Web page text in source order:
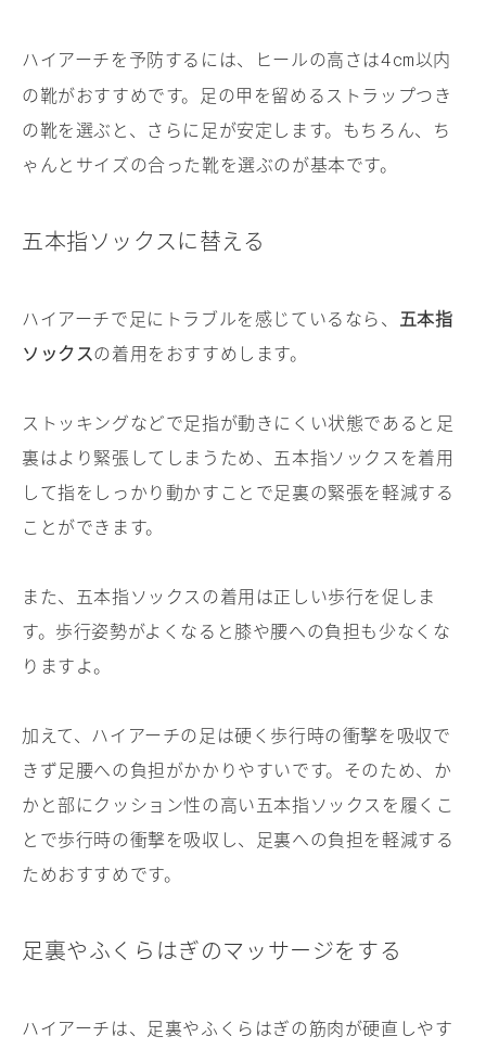
ハイアーチを予防するには、ヒールの高さは4cm以内
の靴がおすすめです。足の甲を留めるストラップつき
の靴を選ぶと、さらに足が安定します。もちろん、ち
ゃんとサイズの合った靴を選ぶのが基本です。
五本指ソックスに替える
ハイアーチで足にトラブルを感じているなら、 五本指
ソックスの着用をおすすめします。
ストッキングなどで足指が動きにくい状態であると足
裏はより緊張してしまうため、五本指ソックスを着用
して指をしっかり動かすことで足裏の緊張を軽減する
ことができます。
また、五本指ソックスの着用は正しい歩行を促しま
す。歩行姿勢がよくなると膝や腰への負担も少なくな
りますよ。
加えて、ハイアーチの足は硬く歩行時の衝撃を吸収で
きず足腰への負担がかかりやすいです。そのため、か
かと部にクッション性の高い五本指ソックスを履くこ
とで歩行時の衝撃を吸収し、足裏への負担を軽減する
ためおすすめです。
足裏やふくらはぎのマッサージをする
ハイアーチは、足裏やふくらはぎの筋肉が硬直しやす